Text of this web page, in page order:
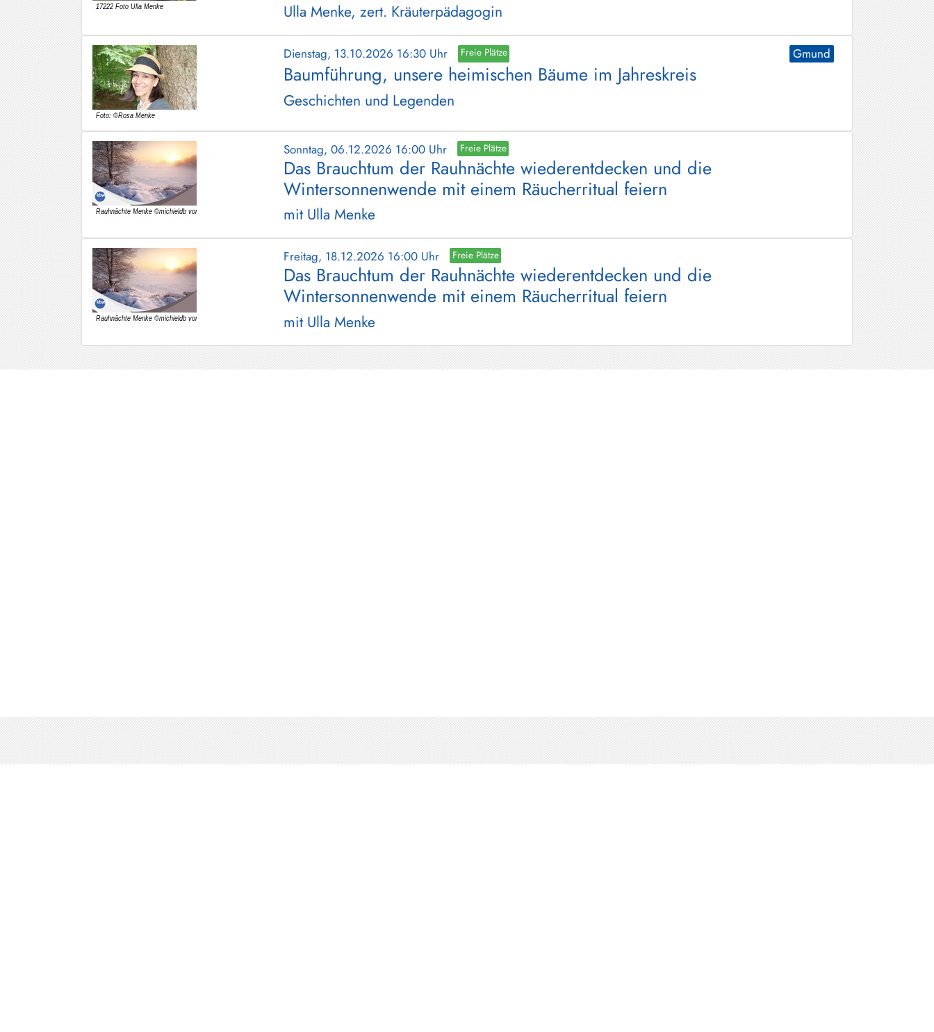
Ulla Menke, zert. Kräuterpädagogin
Dienstag, 13.10.2026 16:30 Uhr Freie Plätze Gmund
Baumführung, unsere heimischen Bäume im Jahreskreis
Geschichten und Legenden
Sonntag, 06.12.2026 16:00 Uhr Freie Plätze
Das Brauchtum der Rauhnächte wiederentdecken und die
Wintersonnenwende mit einem Räucherritual feiern
mit Ulla Menke
Freitag, 18.12.2026 16:00 Uhr Freie Plätze
Das Brauchtum der Rauhnächte wiederentdecken und die
Wintersonnenwende mit einem Räucherritual feiern
mit Ulla Menke